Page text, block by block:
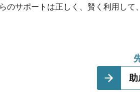
のサポートは正しく、賢く利用して
助